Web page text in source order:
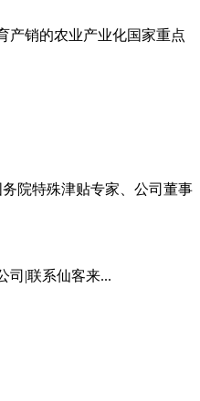
产销的农业产业化国家重点
院特殊津贴专家、公司董事
司|联系仙客来...